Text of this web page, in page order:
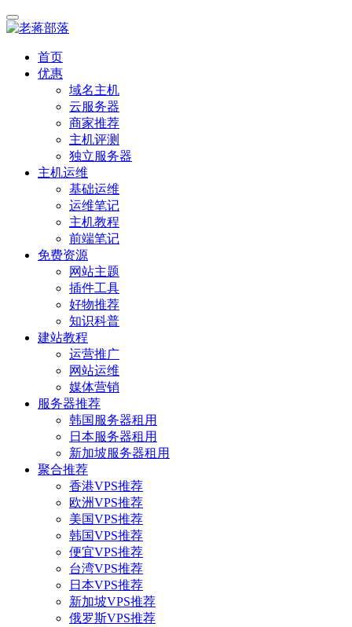
首页
优惠
域名主机
云服务器
商家推荐
主机评测
独立服务器
主机运维
基础运维
运维笔记
主机教程
前端笔记
免费资源
网站主题
插件工具
好物推荐
知识科普
建站教程
运营推广
网站运维
媒体营销
服务器推荐
韩国服务器租用
日本服务器租用
新加坡服务器租用
聚合推荐
香港VPS推荐
欧洲VPS推荐
美国VPS推荐
韩国VPS推荐
便宜VPS推荐
台湾VPS推荐
日本VPS推荐
新加坡VPS推荐
俄罗斯VPS推荐